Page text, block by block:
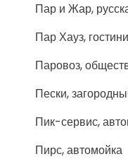
Пар и Жар,
Пар Хауз,
Паровоз,
Пески,
Пик-сервис,
Пирс, автомойка